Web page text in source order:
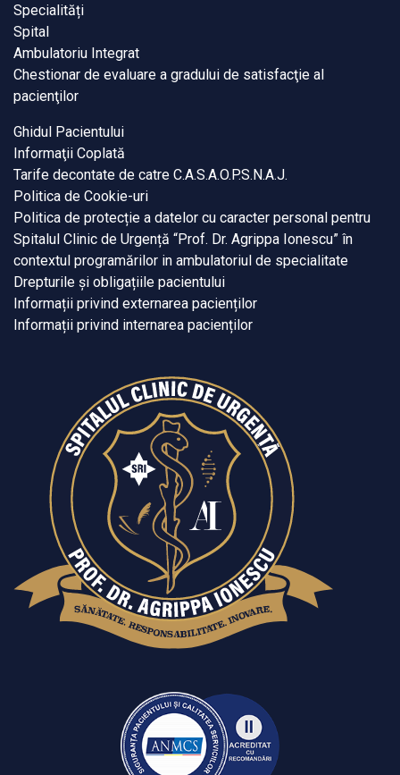
Specialități
Spital
Ambulatoriu Integrat
Chestionar de evaluare a gradului de satisfacţie al
pacienţilor
Ghidul Pacientului
Informaţii Coplată
Tarife decontate de catre C.A.S.A.O.P.S.N.A.J.
Politica de Cookie-uri
Politica de protecție a datelor cu caracter personal pentru
Spitalul Clinic de Urgență “Prof. Dr. Agrippa Ionescu” în
contextul programărilor in ambulatoriul de specialitate
Drepturile și obligațiile pacientului
Informații privind externarea pacienților
Informații privind internarea pacienților